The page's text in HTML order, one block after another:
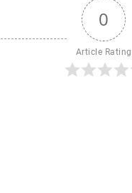
0
Article Rating